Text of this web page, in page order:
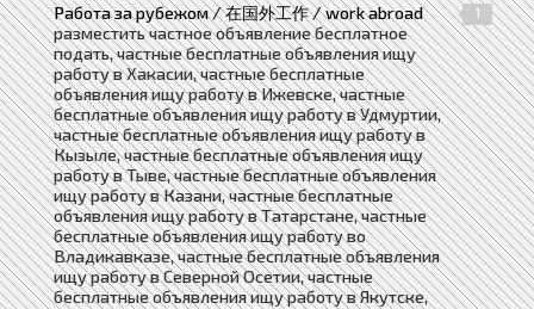
Работа за рубежом / 在国外工作 / work abroad
1
разместить частное объявление бесплатное
подать, частные бесплатные объявления ищу
работу в Хакасии, частные бесплатные
объявления ищу работу в Ижевске, частные
бесплатные объявления ищу работу в Удмуртии,
частные бесплатные объявления ищу работу в
Кызыле, частные бесплатные объявления ищу
работу в Тыве, частные бесплатные объявления
ищу работу в Казани, частные бесплатные
объявления ищу работу в Татарстане, частные
бесплатные объявления ищу работу во
Владикавказе, частные бесплатные объявления
ищу работу в Северной Осетии, частные
бесплатные объявления ищу работу в Якутске,